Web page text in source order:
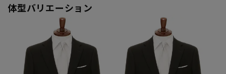
体型バリエーション